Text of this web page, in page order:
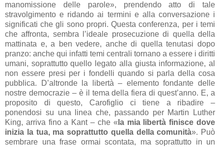
manomissione delle parole», prendendo atto di tale
stravolgimento e ridando ai termini e alla conversazione i
significati che gli sono propri. Questa conferenza, per i temi
che affronta, sembra l’ideale prosecuzione di quella della
mattinata e, a ben vedere, anche di quella tenutasi dopo
pranzo: anche qui infatti temi centrali tornano a essere i diritti
umani, soprattutto quello legato alla giusta informazione, al
non essere presi per i fondelli quando si parla della cosa
pubblica. D’altronde la libertà – elemento fondante delle
nostre democrazie – è il tema della fiera di quest’anno. E, a
proposito di questo, Carofiglio ci tiene a ribadire –
ponendosi su una linea che, passando per Martin Luther
King, arriva fino a Kant – che « la mia libertà finisce dove
inizia la tua, ma soprattutto quella della comunità». Può
sembrare una frase ormai scontata, ma soprattutto in un